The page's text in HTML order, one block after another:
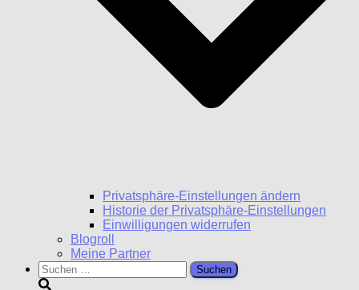
Privatsphäre-Einstellungen ändern
Historie der Privatsphäre-Einstellungen
Einwilligungen widerrufen
Blogroll
Meine Partner
Suchen
nach: